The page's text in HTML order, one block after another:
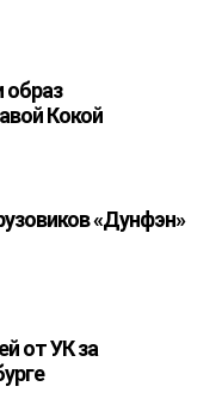
образ
Кокой
«Дунфэн»
от УК за